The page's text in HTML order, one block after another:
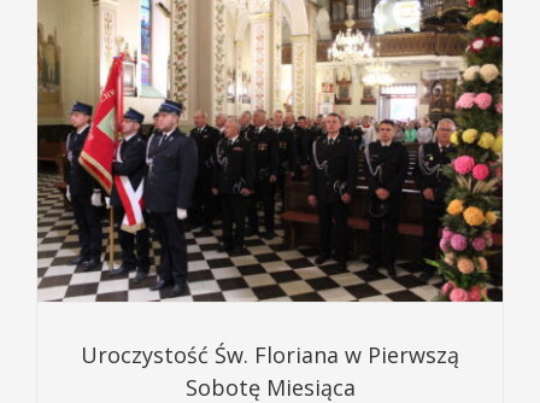
Uroczystość Św. Floriana w Pierwszą
Sobotę Miesiąca